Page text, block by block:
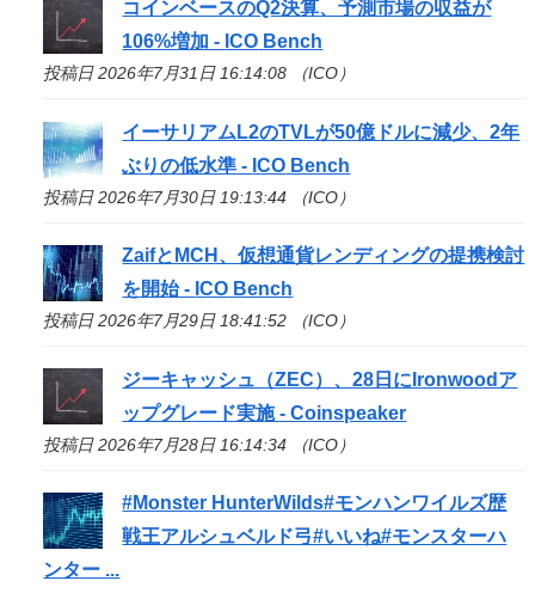
コインベースのQ2決算、予測市場の収益が
106%増加 - ICO Bench
投稿日 2026年7月31日 16:14:08 （ICO）
イーサリアムL2のTVLが50億ドルに減少、2年
ぶりの低水準 - ICO Bench
投稿日 2026年7月30日 19:13:44 （ICO）
ZaifとMCH、仮想通貨レンディングの提携検討
を開始 - ICO Bench
投稿日 2026年7月29日 18:41:52 （ICO）
ジーキャッシュ（ZEC）、28日にIronwoodア
ップグレード実施 - Coinspeaker
投稿日 2026年7月28日 16:14:34 （ICO）
#Monster HunterWilds#モンハンワイルズ歴
戦王アルシュベルド弓#いいね#モンスターハ
ンター ...